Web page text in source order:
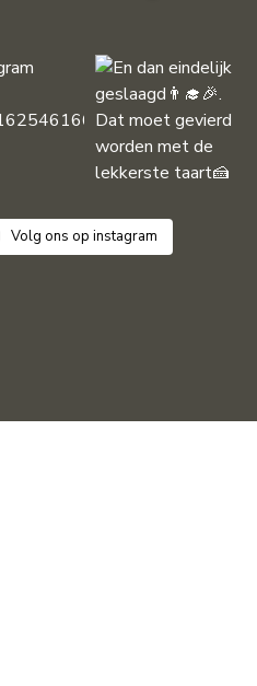
Volg ons op instagram